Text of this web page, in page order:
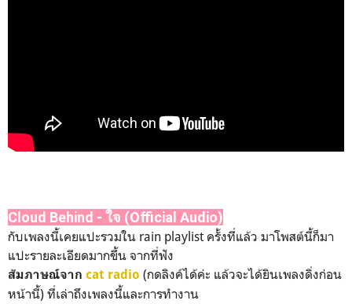
Cloud Behind - ใจ (Official Audio)
กับเพลงนี้เคยแปะรวมใน rain playlist ครั้งที่แล้ว มาโพสต์นี้ก็มา
แปะรายละเอียดมากขึ้น จากที่ฟัง
สัมภาษณ์จาก cat radio (กดลิงค์ได้ค่ะ แล้วจะได้ยินเพลงดิ่งก่อน
หน้านี้) ที่เล่าถึงเพลงนี้และการทำงาน